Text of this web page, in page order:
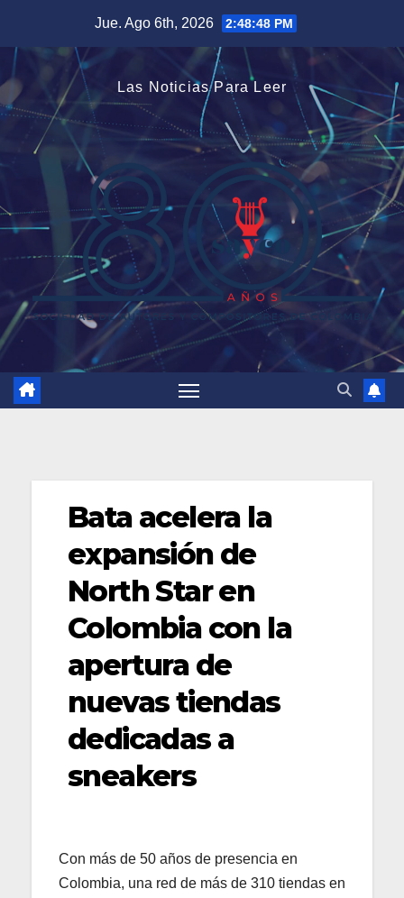
contenido
Jue. Ago 6th, 2026 2:48:49 PM
Las Noticias Para Leer
Bata acelera la
expansión de
North Star en
Colombia con la
apertura de
nuevas tiendas
dedicadas a
sneakers
Con más de 50 años de presencia en
Colombia, una red de más de 310 tiendas en